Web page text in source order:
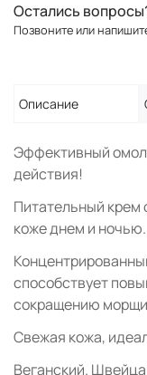
Остались
Позвоните или
Описание
Эффективный
действия!
Питательный крем
коже днем и ночью.
способствует
сокращению
Свежая кожа,
Веганский.